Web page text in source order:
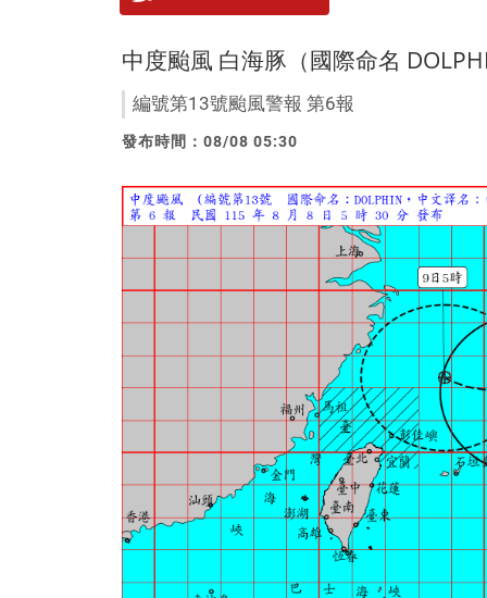
中度颱風 白海豚（國際命名
編號第13號颱風警報 第6報
發布時間：08/08 05:30